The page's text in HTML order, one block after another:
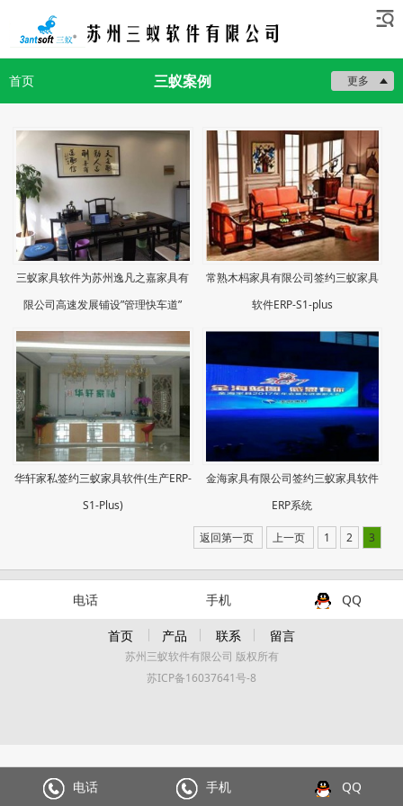
首页 更多
三蚁案例
三蚁家具软件为苏州逸凡之嘉家具有
限公司高速发展铺设”管理快车道”
常熟木杩家具有限公司签约三蚁家具
软件ERP-S1-plus
华轩家私签约三蚁家具软件(生产ERP-
S1-Plus)
金海家具有限公司签约三蚁家具软件
ERP系统
返回第一页 上一页 1 2 3
电话 手机 QQ
首页 产品 联系 留言
苏州三蚁软件有限公司 版权所有
苏ICP备16037641号-8
电话 手机 QQ